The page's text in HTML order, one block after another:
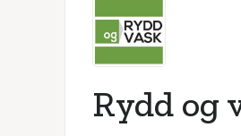
Rydd og